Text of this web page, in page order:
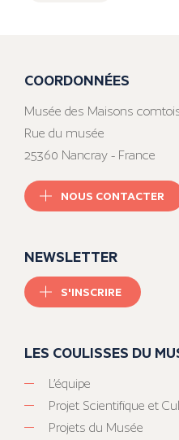
COORDONNÉES
Musée des Maisons
Rue du musée
25360 Nancray - France
NOUS CONTACTER
NEWSLETTER
S'INSCRIRE
LES COULISSES DU
L’équipe
Projet Scientifique et
Projets du Musée